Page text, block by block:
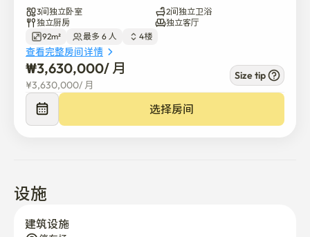
变成一张特大号床。
        • 房间2（女王床）
        • 三号房（女王床）
        • 可供4到6人入住。
	• 两个厕所:一个私人，一个共用
        • 两个阳台:一个用于洗衣，另一个用于旅行行李。
	• 超宽敞的起居室和厨房
	• 每个房间都足够远，可以保持隐私。
	• 超安静的起居区
3. 位置
3间独立卧室
2间独立卫浴
独立厨房
独立客厅
92m²
最多 6 人 4楼
查看完整房间详情
₩3,630,000/ 月
¥3,630,000/ 月
Size tip
选择房间
设施
建筑设施